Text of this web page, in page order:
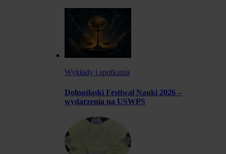
Wykłady i spotkania
Dolnośląski Festiwal Nauki 2026 –
wydarzenia na USWPS